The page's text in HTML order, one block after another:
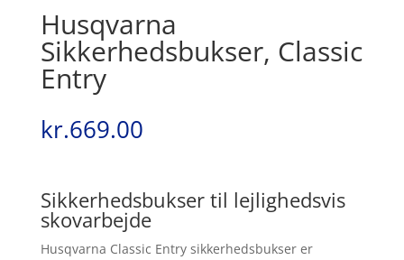
Husqvarna
Sikkerhedsbukser, Classic
Entry
kr.669.00
Sikkerhedsbukser til lejlighedsvis
skovarbejde
Husqvarna Classic Entry sikkerhedsbukser er